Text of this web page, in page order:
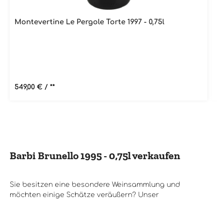
Montevertine Le Pergole Torte 1997 - 0,75l
Regulärer Preis:
549,00 € / **
Barbi Brunello 1995 - 0,75l verkaufen
Sie besitzen eine besondere Weinsammlung und
möchten einige Schätze veräußern? Unser